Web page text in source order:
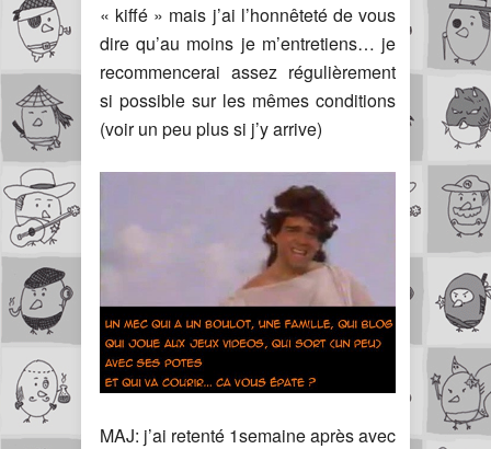
« kiffé » mais j’ai l’honnêteté de vous
dire qu’au moins je m’entretiens… je
recommencerai assez régulièrement
si possible sur les mêmes conditions
(voir un peu plus si j’y arrive)
MAJ: j’ai retenté 1semaine après avec